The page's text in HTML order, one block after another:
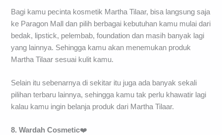
Bagi kamu pecinta kosmetik Martha Tilaar, bisa langsung saja
ke Paragon Mall dan pilih berbagai kebutuhan kamu mulai dari
bedak, lipstick, pelembab, foundation dan masih banyak lagi
yang lainnya. Sehingga kamu akan menemukan produk
Martha Tilaar sesuai kulit kamu.
Selain itu sebenarnya di sekitar itu juga ada banyak sekali
pilihan terbaru lainnya, sehingga kamu tak perlu khawatir lagi
kalau kamu ingin belanja produk dari Martha Tilaar.
8. Wardah Cosmetic❤️